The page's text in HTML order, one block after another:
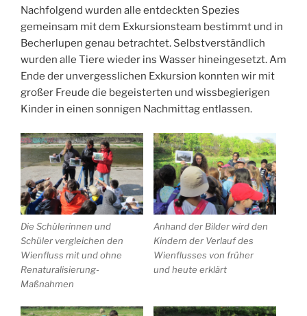
Nachfolgend wurden alle entdeckten Spezies
gemeinsam mit dem Exkursionsteam bestimmt und in
Becherlupen genau betrachtet. Selbstverständlich
wurden alle Tiere wieder ins Wasser hineingesetzt. Am
Ende der unvergesslichen Exkursion konnten wir mit
großer Freude die begeisterten und wissbegierigen
Kinder in einen sonnigen Nachmittag entlassen.
Die Schülerinnen und
Schüler vergleichen den
Wienfluss mit und ohne
Renaturalisierung-
Maßnahmen
Anhand der Bilder wird den
Kindern der Verlauf des
Wienflusses von früher
und heute erklärt